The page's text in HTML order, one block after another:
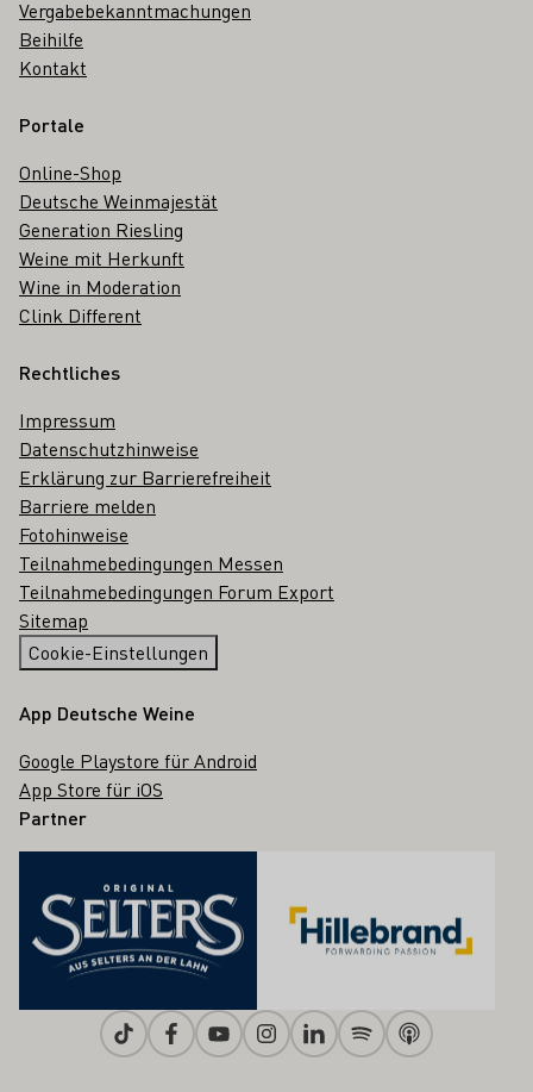
Vergabebekanntmachungen
Beihilfe
Kontakt
Portale
Online-Shop
Deutsche Weinmajestät
Generation Riesling
Weine mit Herkunft
Wine in Moderation
Clink Different
Rechtliches
Impressum
Datenschutzhinweise
Erklärung zur Barrierefreiheit
Barriere melden
Fotohinweise
Teilnahmebedingungen Messen
Teilnahmebedingungen Forum Export
Sitemap
Cookie-Einstellungen
App Deutsche Weine
Google Playstore für Android
App Store für iOS
Partner
TiktokFacebookYoutubeInstagramLinkedinSpotifyApple